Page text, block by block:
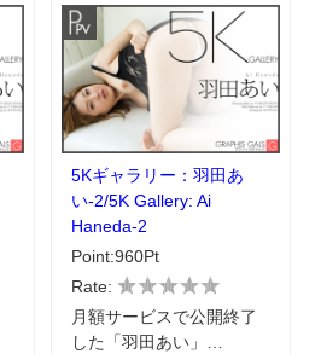
5Kギャラリー：羽田あ
い-2/5K Gallery: Ai
Haneda-2
Point:960Pt
Rate:
月額サービスで公開終了
した「羽田あい」…